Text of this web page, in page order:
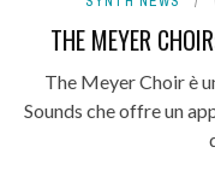
THE MEYER
The Meyer Choir è
Sounds che offre un